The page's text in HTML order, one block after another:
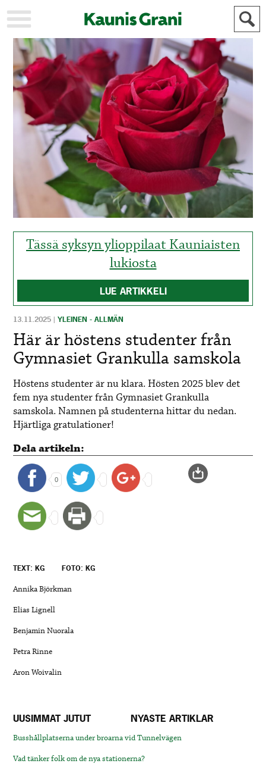
KAUPUNKI
STADEN
AJANKOHTAISTA
AKTUELLT
URHEILU
IDROTT
KULTTUURI
KULTUR
HISTORIA
HISTORIA
YLEINEN
ALLMÄN
MAINOSTAJILLE
FÖR
ANNONSÖRER
Tässä syksyn ylioppilaat Kauniaisten
lukiosta
LUE ARTIKKELI
13.11.2025 |YLEINEN - ALLMÄN
Här är höstens studenter från
Gymnasiet Grankulla samskola
Höstens studenter är nu klara. Hösten 2025 blev det
fem nya studenter från Gymnasiet Grankulla
samskola. Namnen på studenterna hittar du nedan.
Hjärtliga gratulationer!
Dela artikeln:
0
TEXT: KG FOTO: KG
Annika Björkman
Elias Lignell
Benjamin Nuorala
Petra Rinne
Aron Woivalin
UUSIMMAT JUTUT NYASTE ARTIKLAR
Busshållplatserna under broarna vid Tunnelvägen
Vad tänker folk om de nya stationerna?